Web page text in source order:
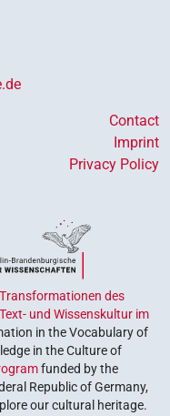
Contact
Imprint
Privacy Policy
des
und Wissenskultur im
in the Vocabulary of
in the Culture of
funded by the
Republic of Germany,
our cultural heritage.